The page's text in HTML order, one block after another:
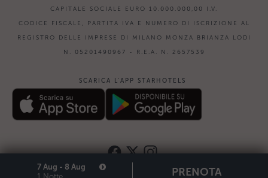
CAPITALE SOCIALE EURO 10.000.000,00 I.V.
CODICE FISCALE, PARTITA IVA E NUMERO DI ISCRIZIONE AL
REGISTRO DELLE IMPRESE DI MILANO MONZA BRIANZA LODI
N. 05201490967 - R.E.A. N. 2657539
SCARICA L'APP STARHOTELS
7 Aug - 8 Aug PRENOTA